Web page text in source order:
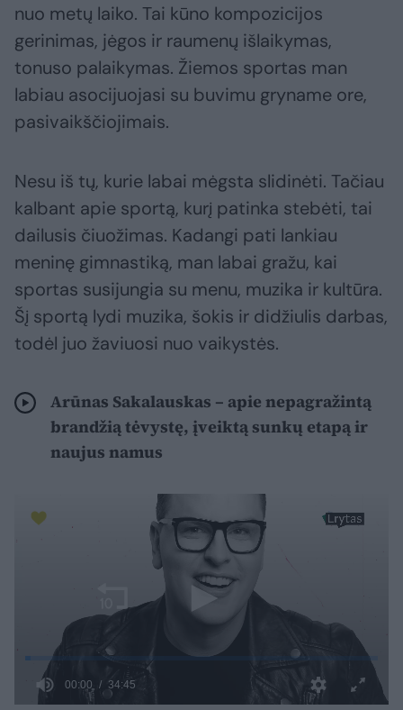
nuo metų laiko. Tai kūno kompozicijos
gerinimas, jėgos ir raumenų išlaikymas,
tonuso palaikymas. Žiemos sportas man
labiau asocijuojasi su buvimu gryname ore,
pasivaikščiojimais.
Nesu iš tų, kurie labai mėgsta slidinėti. Tačiau
kalbant apie sportą, kurį patinka stebėti, tai
dailusis čiuožimas. Kadangi pati lankiau
meninę gimnastiką, man labai gražu, kai
sportas susijungia su menu, muzika ir kultūra.
Šį sportą lydi muzika, šokis ir didžiulis darbas,
todėl juo žaviuosi nuo vaikystės.
Arūnas Sakalauskas – apie nepagražintą
brandžią tėvystę, įveiktą sunkų etapą ir
naujus namus